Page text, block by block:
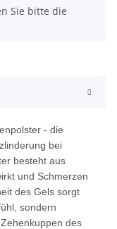
Sie bitte die
- die
bei
besteht aus
und Schmerzen
des Gels sorgt
sondern
des